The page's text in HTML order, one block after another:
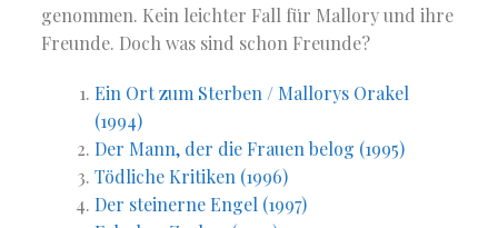
genommen. Kein leichter Fall für Mallory und ihre
Freunde. Doch was sind schon Freunde?
Ein Ort zum Sterben / Mallorys Orakel
(1994)
Der Mann, der die Frauen belog (1995)
Tödliche Kritiken (1996)
Der steinerne Engel (1997)